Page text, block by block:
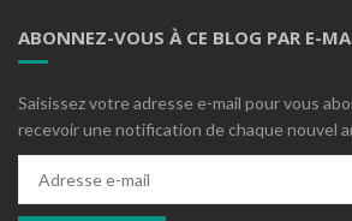
ABONNEZ-VOUS À CE BLOG PAR E-
Saisissez votre adresse e-mail pour vous
recevoir une notification de chaque nouvel